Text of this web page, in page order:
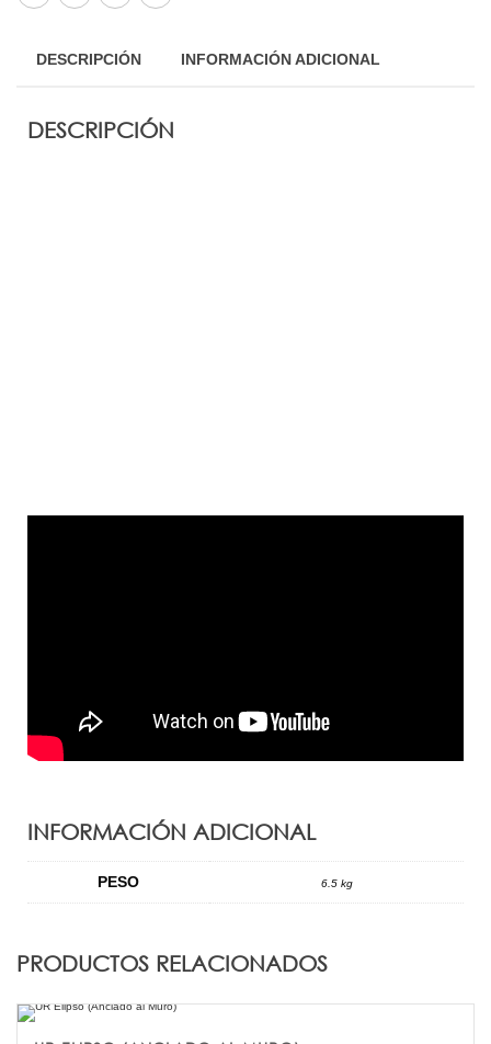
DESCRIPCIÓN INFORMACIÓN ADICIONAL
DESCRIPCIÓN
INFORMACIÓN ADICIONAL
PESO 6.5 kg
PRODUCTOS RELACIONADOS